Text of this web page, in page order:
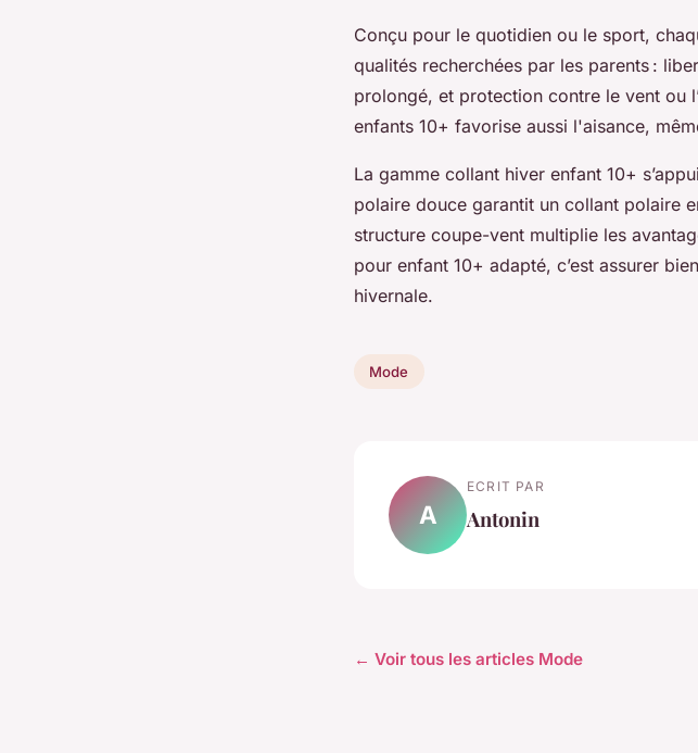
Conçu pour le quotidien ou le sport,
qualités recherchées par les parents :
prolongé, et protection contre le vent ou
enfants 10+ favorise aussi l'aisance,
La gamme collant hiver enfant 10+
polaire douce garantit un collant polaire
structure coupe-vent multiplie les
pour enfant 10+ adapté, c’est assurer
hivernale.
Mode
A
ECRIT PAR
Antonin
← Voir tous les articles Mode